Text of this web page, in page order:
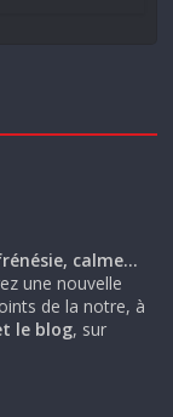
calme…
une nouvelle
de la notre, à
le blog, sur